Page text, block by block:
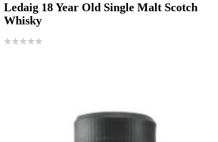
Ledaig 18 Year Old Single Malt Scotch
Whisky